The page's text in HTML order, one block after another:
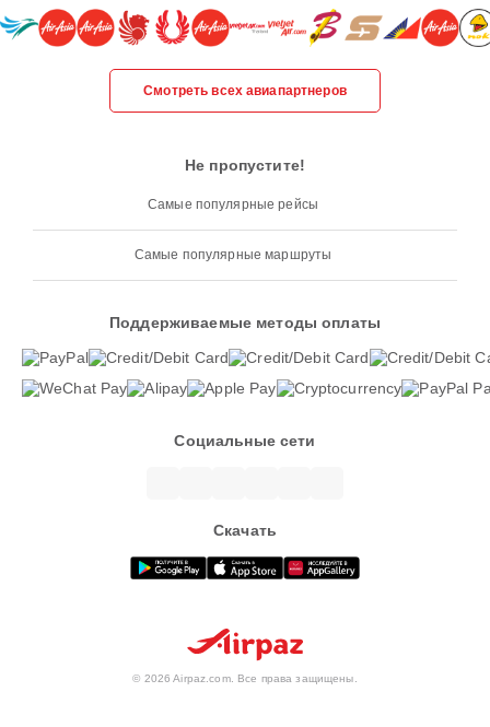
Смотреть всех авиапартнеров
Не пропустите!
Самые популярные рейсы
Самые популярные маршруты
Поддерживаемые методы оплаты
Социальные сети
Скачать
© 2026 Airpaz.com. Все права защищены.